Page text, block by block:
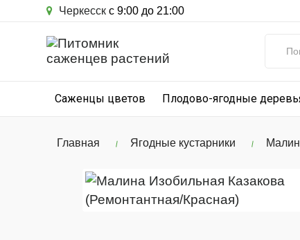
Черкесск с 9:00 до 21:00
Саженцы цветов Плодово-ягодные
Главная Ягодные кустарники